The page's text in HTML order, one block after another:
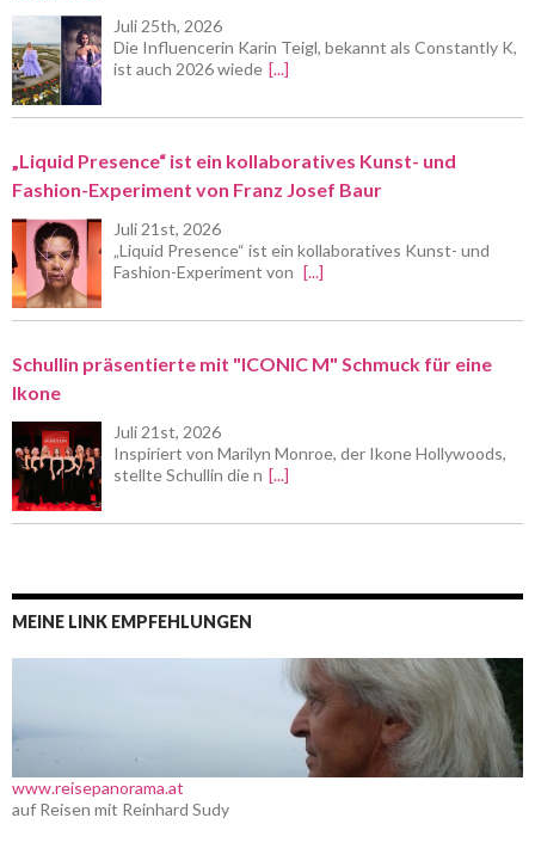
Juli 25th, 2026
Die Influencerin Karin Teigl, bekannt als Constantly K,
ist auch 2026 wiede [...]
„Liquid Presence“ ist ein kollaboratives Kunst- und
Fashion-Experiment von Franz Josef Baur
Juli 21st, 2026
„Liquid Presence“ ist ein kollaboratives Kunst- und
Fashion-Experiment von [...]
Schullin präsentierte mit "ICONIC M" Schmuck für eine
Ikone
Juli 21st, 2026
Inspiriert von Marilyn Monroe, der Ikone Hollywoods,
stellte Schullin die n [...]
MEINE LINK EMPFEHLUNGEN
www.reisepanorama.at
auf Reisen mit Reinhard Sudy